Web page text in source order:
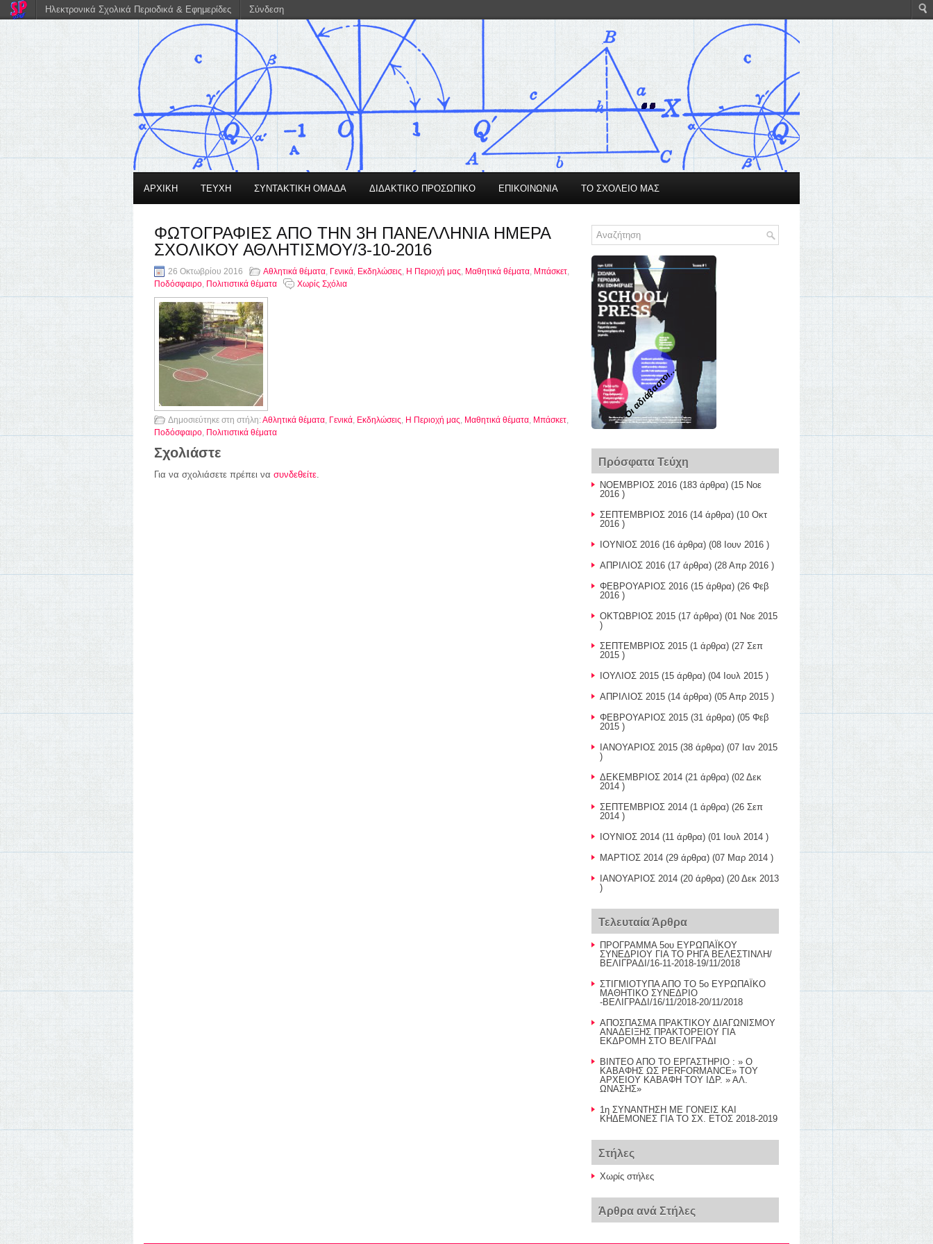
ΑΡΧΙΚΗ ΤΕΥΧΗ ΣΥΝΤΑΚΤΙΚΗ ΟΜΑΔΑ ΔΙΔΑΚΤΙΚΟ ΠΡΟΣΩΠΙΚΟ ΕΠΙΚΟΙΝΩΝΙΑ ΤΟ ΣΧΟΛΕΙΟ ΜΑΣ
ΦΩΤΟΓΡΑΦΙΕΣ ΑΠΟ ΤΗΝ 3Η ΠΑΝΕΛΛΗΝΙΑ ΗΜΕΡΑ
ΣΧΟΛΙΚΟΥ ΑΘΛΗΤΙΣΜΟΥ/3-10-2016
26 Οκτωβρίου 2016 Αθλητικά θέματα, Γενικά, Εκδηλώσεις, Η Περιοχή μας, Μαθητικά θέματα, Μπάσκετ,
Ποδόσφαιρο, Πολιτιστικά θέματα Χωρίς Σχόλια
Δημοσιεύτηκε στη στήλη:Αθλητικά θέματα, Γενικά, Εκδηλώσεις, Η Περιοχή μας, Μαθητικά θέματα, Μπάσκετ,
Ποδόσφαιρο, Πολιτιστικά θέματα
Σχολιάστε
Για να σχολιάσετε πρέπει να συνδεθείτε.
Οι αδιάβαστοι...
Πρόσφατα Τεύχη
ΝΟΕΜΒΡΙΟΣ 2016 (183 άρθρα) (15 Νοε
2016 )
ΣΕΠΤΕΜΒΡΙΟΣ 2016 (14 άρθρα) (10 Οκτ
2016 )
ΙΟΥΝΙΟΣ 2016 (16 άρθρα) (08 Ιουν 2016 )
ΑΠΡΙΛΙΟΣ 2016 (17 άρθρα) (28 Απρ 2016 )
ΦΕΒΡΟΥΑΡΙΟΣ 2016 (15 άρθρα) (26 Φεβ
2016 )
ΟΚΤΩΒΡΙΟΣ 2015 (17 άρθρα) (01 Νοε 2015
)
ΣΕΠΤΕΜΒΡΙΟΣ 2015 (1 άρθρα) (27 Σεπ
2015 )
ΙΟΥΛΙΟΣ 2015 (15 άρθρα) (04 Ιουλ 2015 )
ΑΠΡΙΛΙΟΣ 2015 (14 άρθρα) (05 Απρ 2015 )
ΦΕΒΡΟΥΑΡΙΟΣ 2015 (31 άρθρα) (05 Φεβ
2015 )
ΙΑΝΟΥΑΡΙΟΣ 2015 (38 άρθρα) (07 Ιαν 2015
)
ΔΕΚΕΜΒΡΙΟΣ 2014 (21 άρθρα) (02 Δεκ
2014 )
ΣΕΠΤΕΜΒΡΙΟΣ 2014 (1 άρθρα) (26 Σεπ
2014 )
ΙΟΥΝΙΟΣ 2014 (11 άρθρα) (01 Ιουλ 2014 )
ΜΑΡΤΙΟΣ 2014 (29 άρθρα) (07 Μαρ 2014 )
ΙΑΝΟΥΑΡΙΟΣ 2014 (20 άρθρα) (20 Δεκ 2013
)
Τελευταία Άρθρα
ΠΡΟΓΡΑΜΜΑ 5ου ΕΥΡΩΠΑΪΚΟΥ
ΣΥΝΕΔΡΙΟΥ ΓΙΑ ΤΟ ΡΗΓΑ ΒΕΛΕΣΤΙΝΛΗ/
ΒΕΛΙΓΡΑΔΙ/16-11-2018-19/11/2018
ΣΤΙΓΜΙΟΤΥΠΑ ΑΠΟ ΤΟ 5ο ΕΥΡΩΠΑΪΚΟ
ΜΑΘΗΤΙΚΟ ΣΥΝΕΔΡΙΟ
-ΒΕΛΙΓΡΑΔΙ/16/11/2018-20/11/2018
AΠΟΣΠΑΣΜΑ ΠΡΑΚΤΙΚΟΥ ΔΙΑΓΩΝΙΣΜΟΥ
ΑΝΑΔΕΙΞΗΣ ΠΡΑΚΤΟΡΕΙΟΥ ΓΙΑ
ΕΚΔΡΟΜΗ ΣΤΟ ΒΕΛΙΓΡΑΔΙ
BINTEO AΠΟ ΤΟ ΕΡΓΑΣΤΗΡΙΟ : » Ο
ΚΑΒΑΦΗΣ ΩΣ PERFORMANCE» TOY
AΡΧΕΙΟΥ ΚΑΒΑΦΗ ΤΟΥ ΙΔΡ. » ΑΛ.
ΩΝΑΣΗΣ»
1η ΣΥΝΑΝΤΗΣΗ ΜΕ ΓΟΝΕΙΣ ΚΑΙ
ΚΗΔΕΜΟΝΕΣ ΓΙΑ ΤΟ ΣΧ. ΕΤΟΣ 2018-2019
Στήλες
Χωρίς στήλες
Άρθρα ανά Στήλες
Ηλεκτρονικά Σχολικά Περιοδικά & Εφημερίδες Σύνδεση